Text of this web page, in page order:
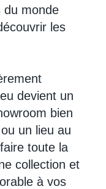
du monde
les
devient un
bien
un lieu au
toute la
collection et
à vos